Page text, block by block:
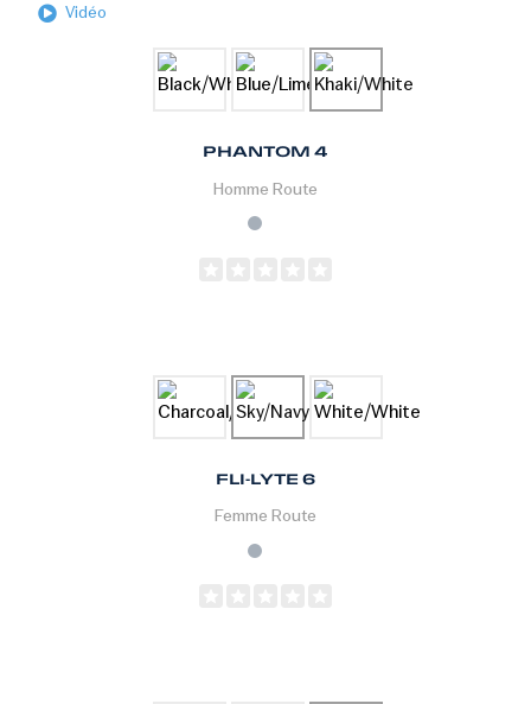
Vidéo
PHANTOM 4
Homme Route
FLI-LYTE 6
Femme Route